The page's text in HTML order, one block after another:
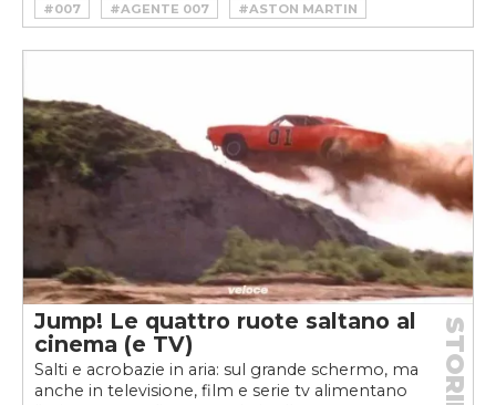
#007 #AGENTE 007
#ASTON MARTIN
#ASTON MARTIN CONTINUATION
#ASTON MARTIN DB5 CONTINUATION
#ASTON MARTIN MILANO
Jump! Le quattro ruote saltano al
cinema (e TV)
Salti e acrobazie in aria: sul grande schermo, ma
anche in televisione, film e serie tv alimentano
STORIE